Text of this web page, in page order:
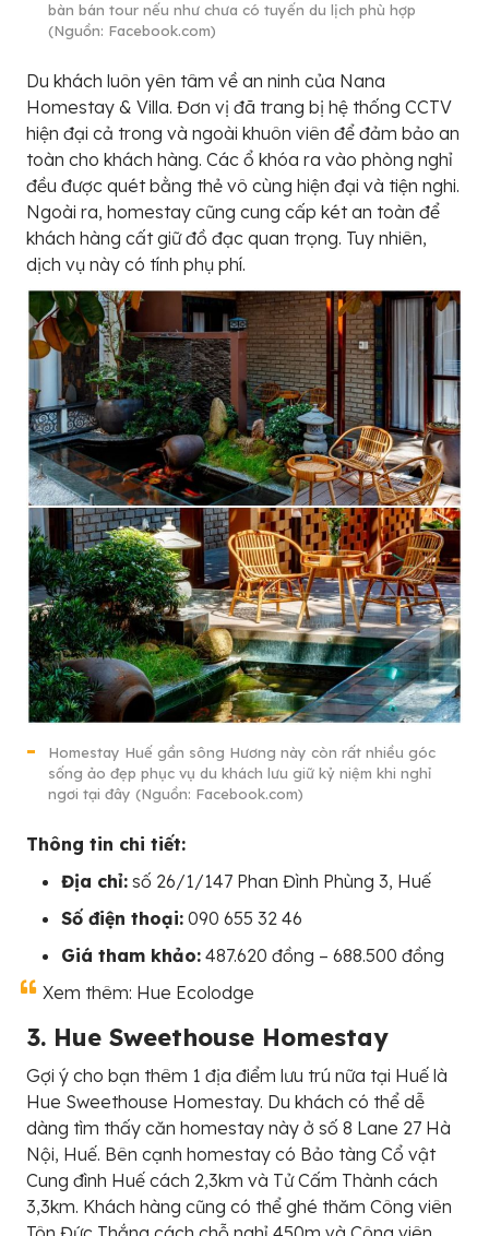
bàn bán tour nếu như chưa có tuyến du lịch phù hợp
(Nguồn: Facebook.com)
Du khách luôn yên tâm về an ninh của Nana
Homestay & Villa. Đơn vị đã trang bị hệ thống CCTV
hiện đại cả trong và ngoài khuôn viên để đảm bảo an
toàn cho khách hàng. Các ổ khóa ra vào phòng nghỉ
đều được quét bằng thẻ vô cùng hiện đại và tiện nghi.
Ngoài ra, homestay cũng cung cấp két an toàn để
khách hàng cất giữ đồ đạc quan trọng. Tuy nhiên,
dịch vụ này có tính phụ phí.
Homestay Huế gần sông Hương này còn rất nhiều góc
sống ảo đẹp phục vụ du khách lưu giữ kỷ niệm khi nghỉ
ngơi tại đây (Nguồn: Facebook.com)
Thông tin chi tiết:
Địa chỉ: số 26/1/147 Phan Đình Phùng 3, Huế
Số điện thoại: 090 655 32 46
Giá tham khảo: 487.620 đồng – 688.500 đồng
Xem thêm: Hue Ecolodge
3. Hue Sweethouse Homestay
Gợi ý cho bạn thêm 1 địa điểm lưu trú nữa tại Huế là
Hue Sweethouse Homestay. Du khách có thể dễ
dàng tìm thấy căn homestay này ở số 8 Lane 27 Hà
Nội, Huế. Bên cạnh homestay có Bảo tàng Cổ vật
Cung đình Huế cách 2,3km và Tử Cấm Thành cách
3,3km. Khách hàng cũng có thể ghé thăm Công viên